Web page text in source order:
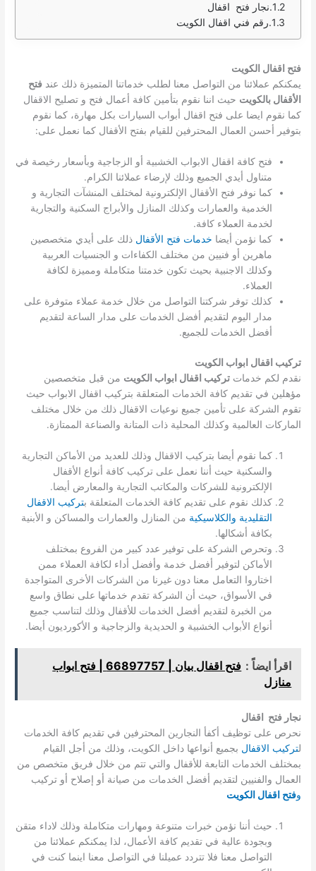
نجار فتح اقفال
رقم فني اقفال الكويت
فتح اقفال الكويت
يمكنكم عملائنا من التواصل معنا لطلب خدماتنا المتميزة ذلك عندفتح
الأقفال بالكويت حيث اننا نقوم بتأمين كافة أعمال فتح و تصليح الاقفال
كما نقوم ايضا على فتح اقفال أبواب السيارات بكل مهارة، كما نقوم
بتوفير أحسن العمال المحترفين للقيام بفتح الأقفال كما نعمل على:
فتح كافة اقفال الابواب الخشبية أو الزجاجية وبأسعار رخيصة في
متناول أيدي الجميع وذلك لإرضاء عملائنا الكرام.
كما نوفر فتح الأقفال الإلكترونية لمختلف المنشآت التجارية و
الخدمية والعمارات وكذلك المنازل والأبراج السكنية والتجارية
لخدمة العملاء كافة.
كما نؤمن أيضا خدمات فتح الأقفال ذلك على أيدي متخصصين
ماهرين أو فنيين من مختلف الكفاءات و الجنسيات العربية
وكذلك الاجنبية بحيث تكون خدمتنا متكاملة ومميزة لكافة
العملاء.
كذلك توفر شركتنا التواصل من خلال خدمة عملاء متوفرة على
مدار اليوم لتقديم أفضل الخدمات على مدار الساعة لتقديم
أفضل الخدمات للجميع.
تركيب اقفال ابواب الكويت
نقدم لكم خدماتتركيب اقفال ابواب الكويت من قبل متخصصين
مؤهلين في تقديم كافة الخدمات المتعلقة بتركيب اقفال الابواب حيث
تقوم الشركة على تأمين جميع نوعيات الاقفال ذلك من خلال مختلف
الماركات العالمية وكذلك المحلية ذات المتانة والصناعة الممتازة.
كما نقوم أيضا بتركيب الاقفال وذلك للعديد من الأماكن التجارية
والسكنية حيث أننا نعمل على تركيب كافة أنواع الأقفال
الإلكترونية للشركات والمكاتب التجارية والمعارض أيضا.
كذلك نقوم على تقديم كافة الخدمات المتعلقة بتركيب الاقفال
التقليدية والكلاسيكية من المنازل والعمارات والمساكن و الأبنية
بكافة أشكالها.
وتحرص الشركة على توفير عدد كبير من الفروع بمختلف
الأماكن لتوفير أفضل خدمة وأفضل أداء لكافة العملاء ممن
اختاروا التعامل معنا دون غيرنا من الشركات الأخرى المتواجدة
في الأسواق، حيث أن الشركة تقدم خدماتها على نطاق واسع
من الخبرة لتقديم أفضل الخدمات للأقفال وذلك لتناسب جميع
أنواع الأبواب الخشبية و الحديدية والزجاجية و الأكورديون أيضا.
اقرأ ايضاً :
فتح اقفال بيان | 66897757 | فتح ابواب
منازل
نجار فتح اقفال
نحرص على توظيف أكفأ النجارين المحترفين في تقديم كافة الخدمات
لتركيب الاقفال بجميع أنواعها داخل الكويت، وذلك من أجل القيام
بمختلف الخدمات التابعة للأقفال والتي تتم من خلال فريق متخصص من
العمال والفنيين لتقديم أفضل الخدمات من صيانة أو إصلاح أو تركيب
وفتح اقفال الكويت
حيث أننا نؤمن خبرات متنوعة ومهارات متكاملة وذلك لاداء متقن
وبجودة عالية في تقديم كافة الأعمال، لذا يمكنكم عملائنا من
التواصل معنا فلا تتردد عميلنا في التواصل معنا اينما كنت في